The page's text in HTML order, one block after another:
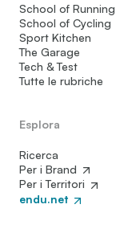
School of Running
School of Cycling
Sport Kitchen
The Garage
Tech & Test
Tutte le rubriche
Esplora
Ricerca
Per i Brand
Per i Territori
endu.net